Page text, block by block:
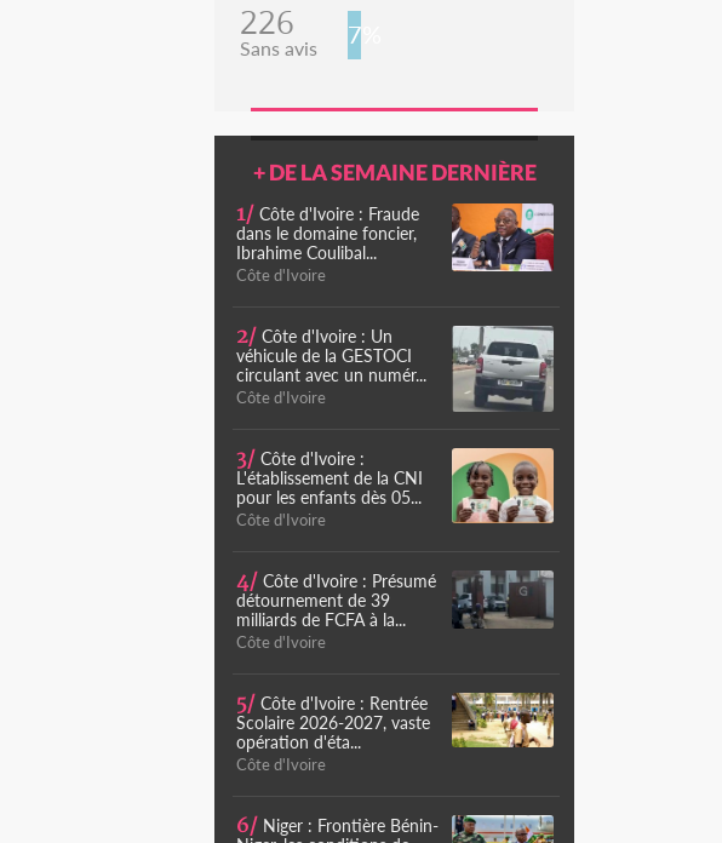
226
Sans avis 7%
+ DE LA SEMAINE DERNIÈRE
1/ Côte d'Ivoire : Fraude
dans le domaine foncier,
Ibrahime Coulibal...
Côte d'Ivoire
2/ Côte d'Ivoire : Un
véhicule de la GESTOCI
circulant avec un numér...
Côte d'Ivoire
3/ Côte d'Ivoire :
L'établissement de la CNI
pour les enfants dès 05...
Côte d'Ivoire
4/ Côte d'Ivoire : Présumé
détournement de 39
milliards de FCFA à la...
Côte d'Ivoire
5/ Côte d'Ivoire : Rentrée
Scolaire 2026-2027, vaste
opération d'éta...
Côte d'Ivoire
6/ Niger : Frontière Bénin-